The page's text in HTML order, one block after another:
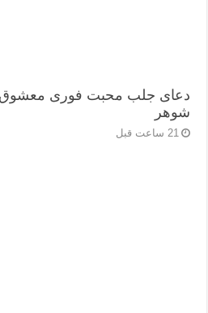
دعای جلب محبت فوری
شوهر
21 ساعت قبل